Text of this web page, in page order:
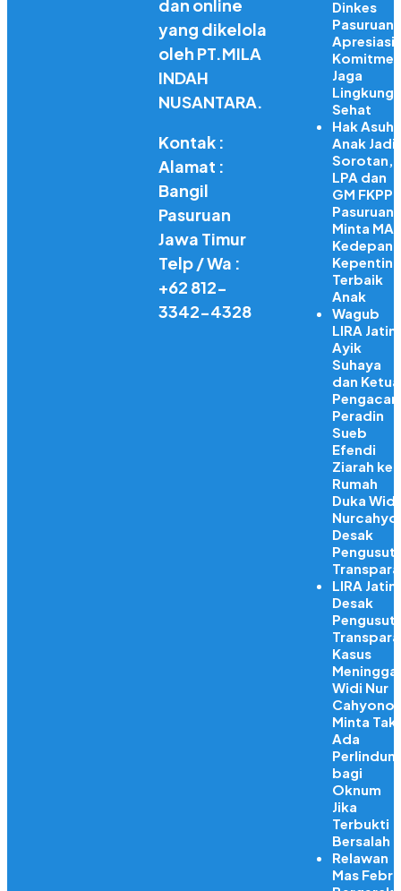
dan online
yang dikelola
oleh PT.MILA
INDAH
NUSANTARA.
Kontak :
Alamat :
Bangil
Pasuruan
Jawa Timur
Telp / Wa :
+62 812-
3342-4328
Dinkes
Pasuruan
Apresiasi
Komitmen
Jaga
Sehat
Hak Asuh
Anak Jadi
Sorotan,
LPA dan
GM FKPPI
Pasuruan
Minta MA
Terbaik
Anak
Wagub
LIRA Jatim
Ayik
Suhaya
dan Ketua
Peradin
Sueb
Efendi
Ziarah ke
Rumah
Duka Widi
Desak
LIRA Jatim
Desak
Kasus
Widi Nur
Cahyono,
Minta Tak
Ada
bagi
Oknum
Jika
Terbukti
Bersalah
Relawan
Mas Febri